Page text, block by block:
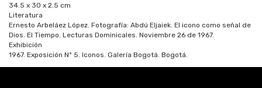
34.5 x 30 x 2.5 cm
Literatura
Ernesto Arbeláez López. Fotografía: Abdú Eljaiek. El icono como señal de
Dios. El Tiempo. Lecturas Dominicales. Noviembre 26 de 1967.
Exhibición
1967. Exposición Nº 5. Iconos. Galería Bogotá. Bogotá.